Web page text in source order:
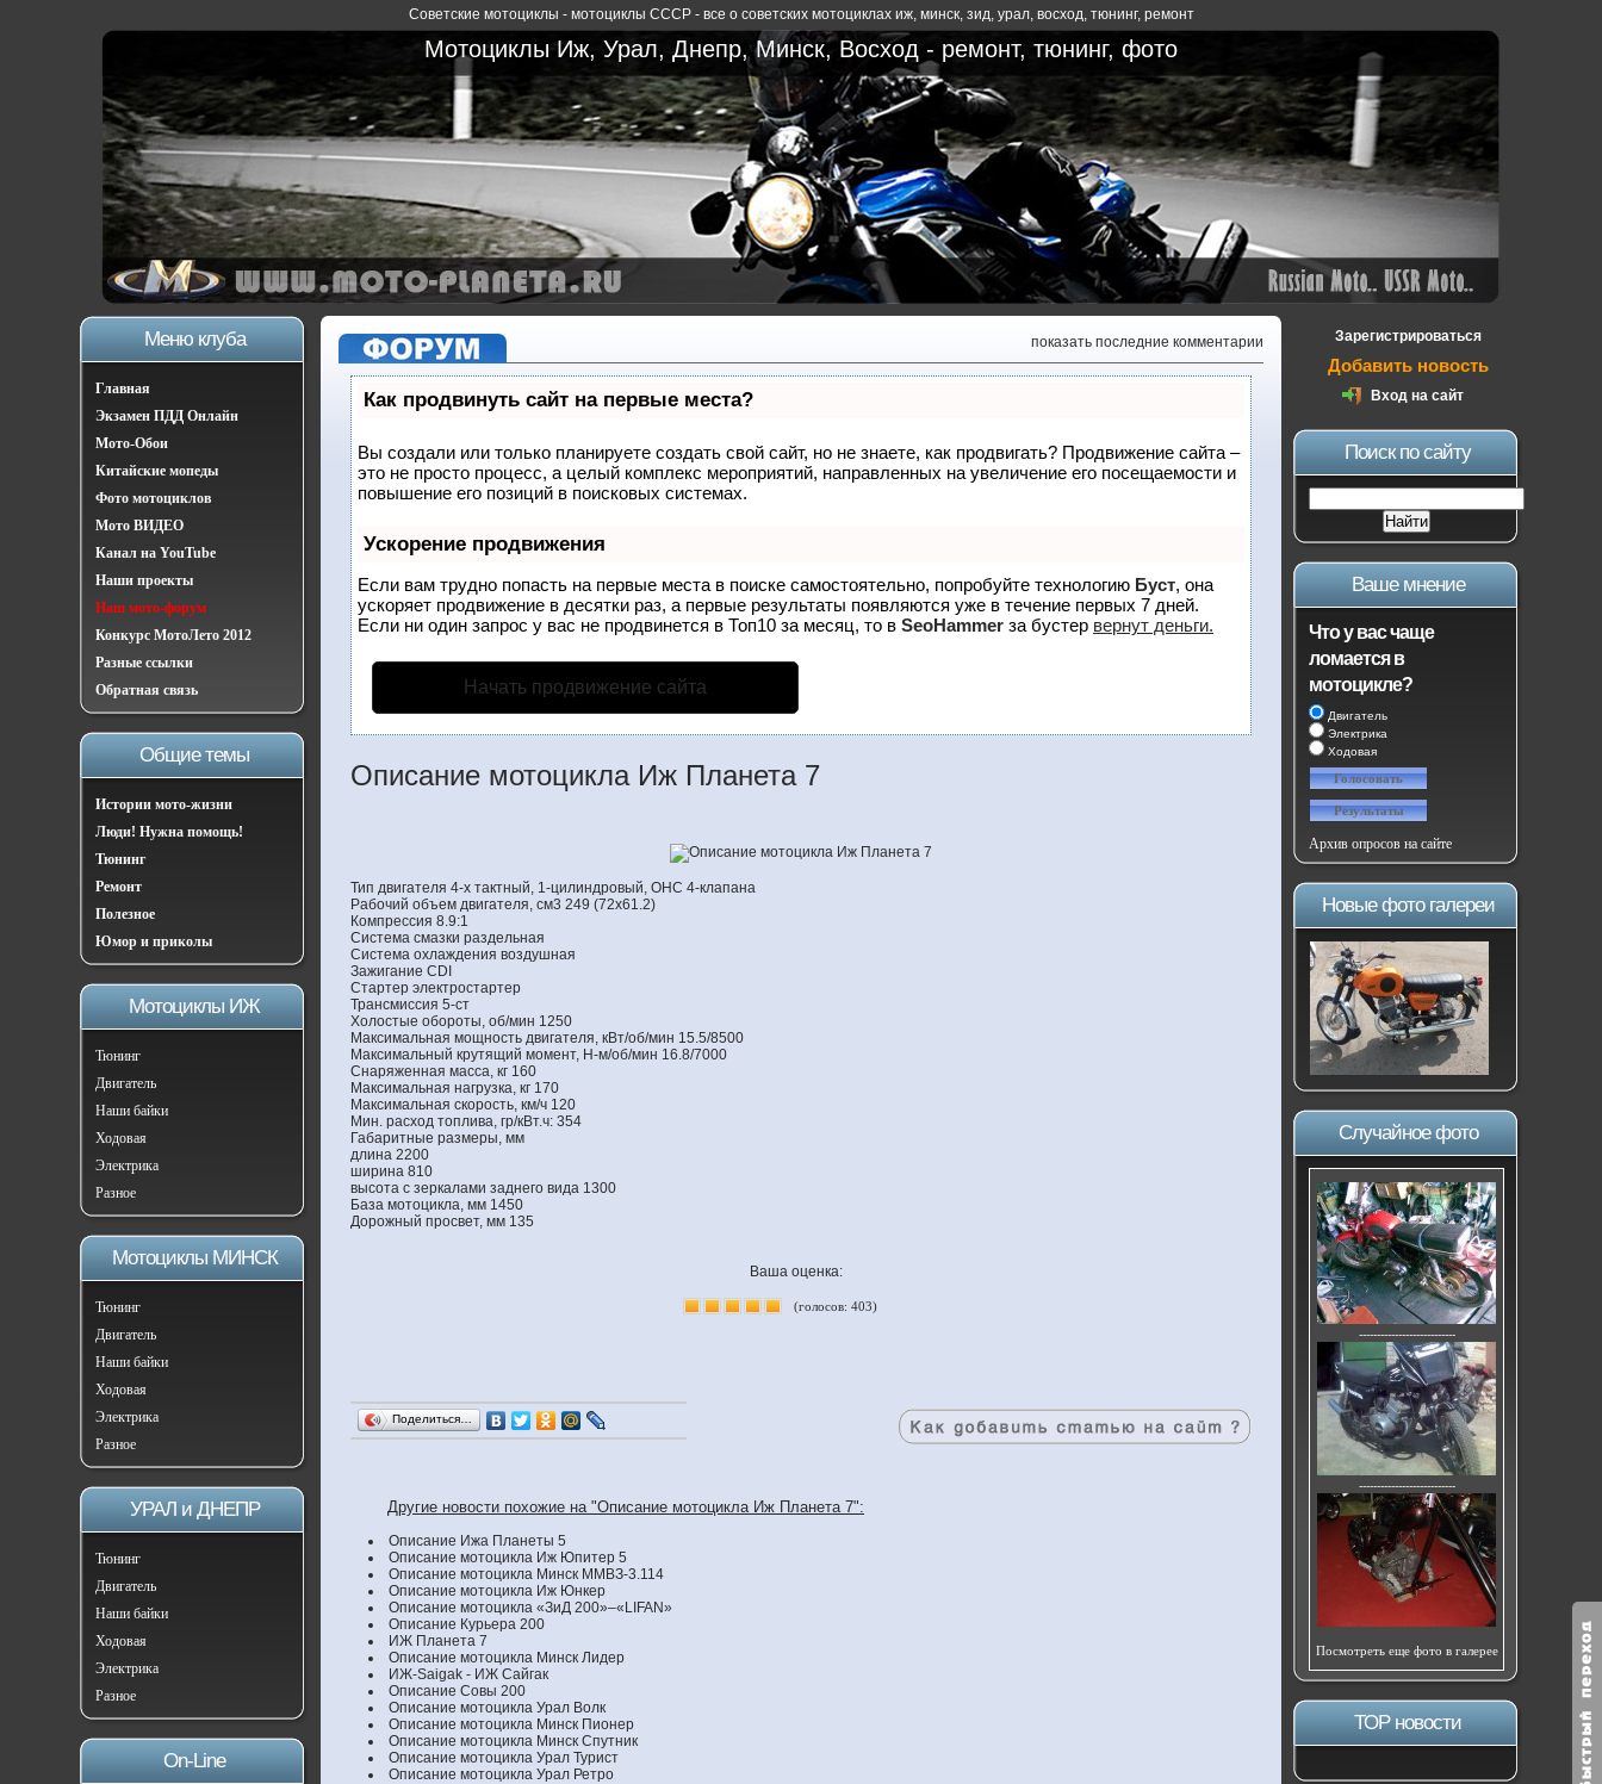
Советские мотоциклы - мотоциклы СССР - все о советских мотоциклах иж, минск, зид, урал, восход,тюнинг,ремонт
Мотоциклы Иж, Урал, Днепр, Минск, Восход - ремонт, тюнинг, фото
Меню клуба
Главная
Экзамен ПДД Онлайн
Мото-Обои
Китайские мопеды
Фото мотоциклов
Мото ВИДЕО
Канал на YouTube
Наши проекты
Наш мото-форум
Конкурс МотоЛето 2012
Разные ссылки
Обратная связь
Общие темы
Истории мото-жизни
Люди! Нужна помощь!
Тюнинг
Ремонт
Полезное
Юмор и приколы
Мотоциклы ИЖ
Тюнинг
Двигатель
Наши байки
Ходовая
Электрика
Разное
Мотоциклы МИНСК
Тюнинг
Двигатель
Наши байки
Ходовая
Электрика
Разное
УРАЛ и ДНЕПР
Тюнинг
Двигатель
Наши байки
Ходовая
Электрика
Разное
On-Line
показать последние комментарии
Как продвинуть сайт на первые места?
Вы создали или только планируете создать свой сайт, но не знаете, как продвигать? Продвижение сайта –
это не просто процесс, а целый комплекс мероприятий, направленных на увеличение его посещаемости и
повышение его позиций в поисковых системах.
Ускорение продвижения
Если вам трудно попасть на первые места в поиске самостоятельно, попробуйте технологию Буст, она
ускоряет продвижение в десятки раз, а первые результаты появляются уже в течение первых 7 дней.
Если ни один запрос у вас не продвинется в Топ10 за месяц, то в SeoHammer за бустер вернут деньги.
Начать продвижение сайта
Описание мотоцикла Иж Планета 7
Тип двигателя 4-х тактный, 1-цилиндровый, OHC 4-клапана
Рабочий объем двигателя, см3 249 (72x61.2)
Компрессия 8.9:1
Система смазки раздельная
Система охлаждения воздушная
Зажигание CDI
Стартер электростартер
Трансмиссия 5-ст
Холостые обороты, об/мин 1250
Максимальная мощность двигателя, кВт/об/мин 15.5/8500
Максимальный крутящий момент, Н-м/об/мин 16.8/7000
Снаряженная масса, кг 160
Максимальная нагрузка, кг 170
Максимальная скорость, км/ч 120
Мин. расход топлива, гр/кВт.ч: 354
Габаритные размеры, мм
длина 2200
ширина 810
высота с зеркалами заднего вида 1300
База мотоцикла, мм 1450
Дорожный просвет, мм 135
Ваша оценка:
(голосов: 403)
Поделиться…
Другие новости похожие на "Описание мотоцикла Иж Планета 7":
Описание Ижа Планеты 5
Описание мотоцикла Иж Юпитер 5
Описание мотоцикла Минск ММВЗ-3.114
Описание мотоцикла Иж Юнкер
Описание мотоцикла «ЗиД 200»–«LIFAN»
Описание Курьера 200
ИЖ Планета 7
Описание мотоцикла Минск Лидер
ИЖ-Saigak - ИЖ Сайгак
Описание Совы 200
Описание мотоцикла Урал Волк
Описание мотоцикла Минск Пионер
Описание мотоцикла Минск Спутник
Описание мотоцикла Урал Турист
Описание мотоцикла Урал Ретро
Зарегистрироваться
Добавить новость
Вход на сайт
Поиск по сайту
Ваше мнение
Что у вас чаще
ломается в
мотоцикле?
Двигатель
Электрика
Ходовая
Архив опросов на сайте
Новые фото галереи
Случайное фото
---------------------------
---------------------------
Посмотреть еще фото в галерее
ТОР новости